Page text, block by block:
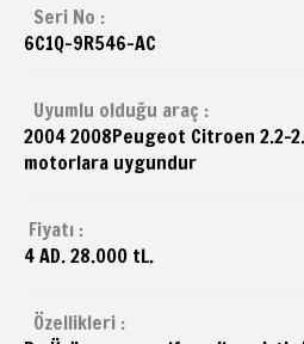
Seri No :
6C1Q-9R546-AC
Uyumlu olduğu araç :
2004 2008Peugeot Citroen 2.2-
motorlara uygundur
Fiyatı :
4 AD. 28.000 tL.
Özellikleri :